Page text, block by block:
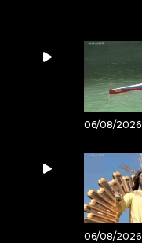
06/08/2026
06/08/2026